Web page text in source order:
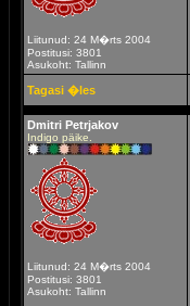
Liitunud: 24 M�rts 2004
Postitusi: 3801
Asukoht: Tallinn
Tagasi �les
Dmitri Petrjakov
Indigo päike.
Liitunud: 24 M�rts 2004
Postitusi: 3801
Asukoht: Tallinn